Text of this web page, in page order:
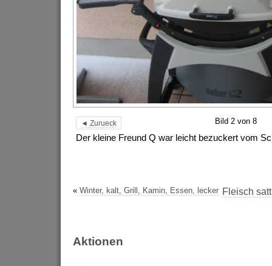
◄ Zurueck Bild 2 von 8
Der kleine Freund Q war leicht bezuckert vom
« Winter, kalt, Grill, Kamin, Essen, lecker Fleisch
Aktionen